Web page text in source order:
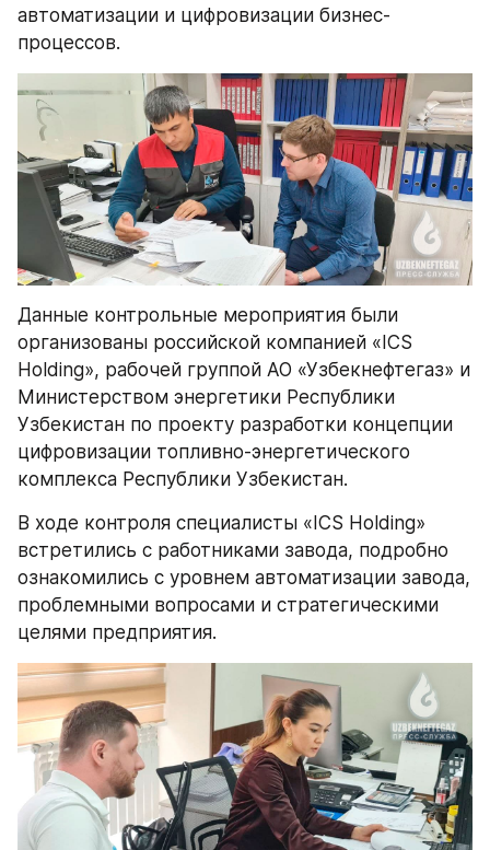
автоматизации и цифровизации бизнес-
процессов.
Данные контрольные мероприятия были
организованы российской компанией «ICS
Holding», рабочей группой АО «Узбекнефтегаз» и
Министерством энергетики Республики
Узбекистан по проекту разработки концепции
цифровизации топливно-энергетического
комплекса Республики Узбекистан.
В ходе контроля специалисты «ICS Holding»
встретились с работниками завода, подробно
ознакомились с уровнем автоматизации завода,
проблемными вопросами и стратегическими
целями предприятия.